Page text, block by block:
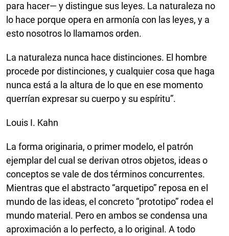
para hacer— y distingue sus leyes. La naturaleza no
lo hace porque opera en armonía con las leyes, y a
esto nosotros lo llamamos orden.
La naturaleza nunca hace distinciones. El hombre
procede por distinciones, y cualquier cosa que haga
nunca está a la altura de lo que en ese momento
querrían expresar su cuerpo y su espíritu”.
Louis I. Kahn
La forma originaria, o primer modelo, el patrón
ejemplar del cual se derivan otros objetos, ideas o
conceptos se vale de dos términos concurrentes.
Mientras que el abstracto “arquetipo” reposa en el
mundo de las ideas, el concreto “prototipo” rodea el
mundo material. Pero en ambos se condensa una
aproximación a lo perfecto, a lo original. A todo